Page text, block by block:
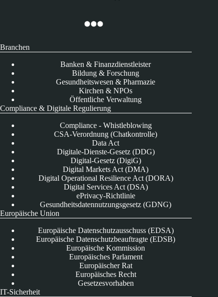
Branchen
Banken & Finanzdienstleister
Bildung & Forschung
Gesundheitswesen & Pharmazie
Kirchen & NPOs
Öffentliche Verwaltung
Compliance & Digitale Regulierung
Compliance - Whistleblowing
CSA-Verordnung (Chatkontrolle)
Data Act
Digitale-Dienste-Gesetz (DDG)
Digital-Gesetz (DigiG)
Digital Markets Act (DMA)
Digital Operational Resilience Act (DORA)
Digital Services Act (DSA)
ePrivacy-Richtlinie
Gesundheitsdatennutzungsgesetz (GDNG)
Europäische Union
Europäische Datenschutzausschuss (EDSA)
Europäische Datenschutzbeauftragte (EDSB)
Europäische Kommission
Europäisches Parlament
Europäischer Rat
Europäisches Recht
Gesetzesvorhaben
IT-Sicherheit